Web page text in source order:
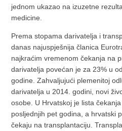
jednom ukazao na izuzetne
medicine.
Prema stopama darivatelja i
danas najuspješnija članica
najkraćim vremenom čekanja na
darivatelja povećan je za 23% u
godine. Zahvaljujući plemenitoj
darivatelja u 2014. godini, novi
osobe. U Hrvatskoj je lista
posljednjih pet godina, a hrvatski
čekaju na transplantaciju.